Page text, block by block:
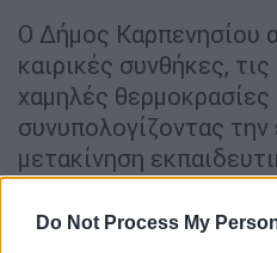
Do Not Process My
Ο Δήμος Καρπενησίου
καιρικές συνθήκες,
χαμηλές θερμοκρασίες
συνυπολογίζοντας
μετακίνηση
αποφασίζει το
την Τετάρτη 12/1/22.